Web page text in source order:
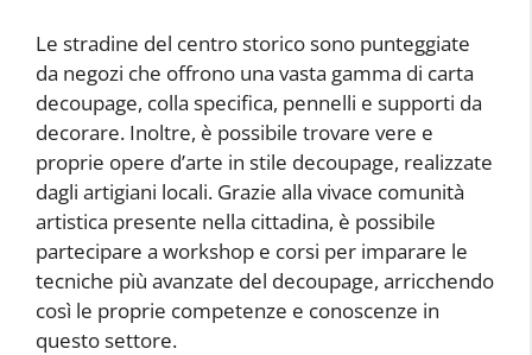
Le stradine del centro storico sono punteggiate
da negozi che offrono una vasta gamma di carta
decoupage, colla specifica, pennelli e supporti da
decorare. Inoltre, è possibile trovare vere e
proprie opere d’arte in stile decoupage, realizzate
dagli artigiani locali. Grazie alla vivace comunità
artistica presente nella cittadina, è possibile
partecipare a workshop e corsi per imparare le
tecniche più avanzate del decoupage, arricchendo
così le proprie competenze e conoscenze in
questo settore.